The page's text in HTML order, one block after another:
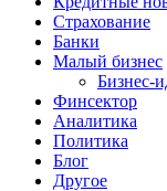
Страхование
Банки
Малый бизнес
Бизнес-
Финсектор
Аналитика
Политика
Блог
Другое